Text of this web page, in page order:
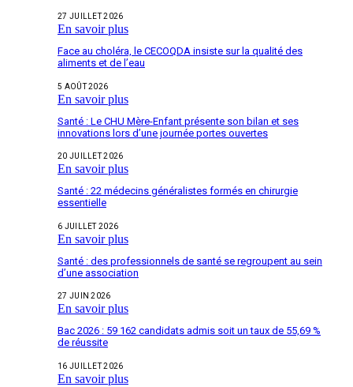
27 JUILLET 2026
En savoir plus
Face au choléra, le CECOQDA insiste sur la qualité des
aliments et de l’eau
5 AOÛT 2026
En savoir plus
Santé : Le CHU Mère-Enfant présente son bilan et ses
innovations lors d’une journée portes ouvertes
20 JUILLET 2026
En savoir plus
Santé : 22 médecins généralistes formés en chirurgie
essentielle
6 JUILLET 2026
En savoir plus
Santé : des professionnels de santé se regroupent au sein
d’une association
27 JUIN 2026
En savoir plus
Bac 2026 : 59 162 candidats admis soit un taux de 55,69 %
de réussite
16 JUILLET 2026
En savoir plus